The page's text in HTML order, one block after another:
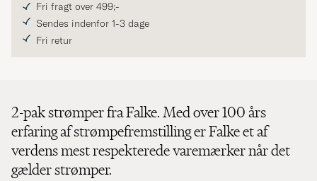
Fri fragt over 499;-
Sendes indenfor 1-3 dage
Fri retur
2-pak strømper fra Falke. Med over 100 års
erfaring af strømpefremstilling er Falke et af
verdens mest respekterede varemærker når det
gælder strømper.